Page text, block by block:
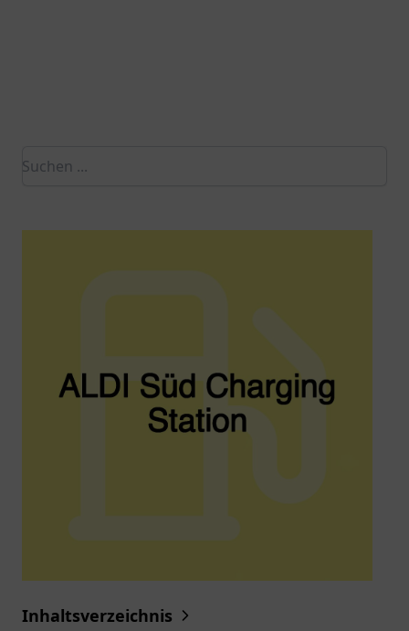
Inhaltsverzeichnis